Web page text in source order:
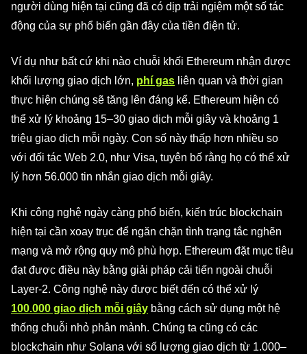
người dùng hiện tại cũng đã có dịp trải ngiệm một số tác
động của sự phổ biến gần đây của tiền điện tử.
Ví dụ như bất cứ khi nào chuỗi khối Ethereum nhận được
khối lượng giao dịch lớn, phí gas liên quan và thời gian
thực hiện chúng sẽ tăng lên đáng kể. Ethereum hiện có
thể xử lý khoảng 15–30 giao dịch mỗi giây và khoảng 1
triệu giao dịch mỗi ngày. Con số này thấp hơn nhiều so
với đối tác Web 2.0, như Visa, tuyên bố rằng họ có thể xử
lý hơn 56.000 tin nhắn giao dịch mỗi giây.
Khi công nghệ ngày càng phổ biến, kiến trúc blockchain
hiện tại cần xoay trục để ngăn chặn tình trạng tắc nghẽn
mạng và mở rộng quy mô phù hợp. Ethereum đặt mục tiêu
đạt được điều này bằng giải pháp cải tiến ngoài chuỗi
Layer-2. Công nghệ này được biết đến có thể xử lý
100.000 giao dịch mỗi giây bằng cách sử dụng một hệ
thống chuỗi nhỏ phân mảnh. Chúng ta cũng có các
blockchain như Solana với số lượng giao dịch từ 1.000–